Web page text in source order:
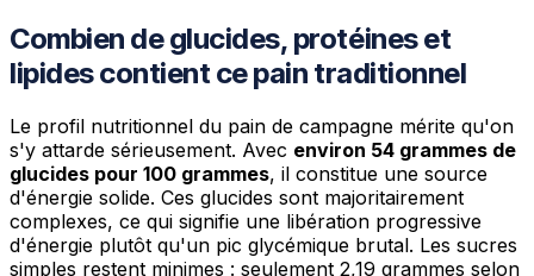
Combien de glucides, protéines et
lipides contient ce pain traditionnel
Le profil nutritionnel du pain de campagne mérite qu'on
s'y attarde sérieusement. Avec environ 54 grammes de
glucides pour 100 grammes, il constitue une source
d'énergie solide. Ces glucides sont majoritairement
complexes, ce qui signifie une libération progressive
d'énergie plutôt qu'un pic glycémique brutal. Les sucres
simples restent minimes : seulement 2,19 grammes selon